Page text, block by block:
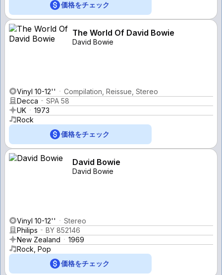
価格をチェック
The World Of David Bowie
David Bowie
Vinyl 10-12''
Compilation, Reissue, Stereo
Decca
SPA 58
UK
1973
Rock
価格をチェック
David Bowie
David Bowie
Vinyl 10-12''
Stereo
Philips
BY 852146
New Zealand
1969
Rock, Pop
価格をチェック